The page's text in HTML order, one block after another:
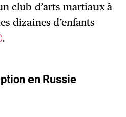
club d’arts martiaux à
dizaines d’enfants
.